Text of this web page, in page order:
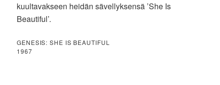
kuultavakseen heidän sävellyksensä ’She Is
Beautiful’.
GENESIS: SHE IS BEAUTIFUL
1967